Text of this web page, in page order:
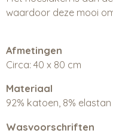
waardoor deze mooi
Afmetingen
Circa: 40 x 80 cm
Materiaal
92% katoen, 8% elastan
Wasvoorschriften